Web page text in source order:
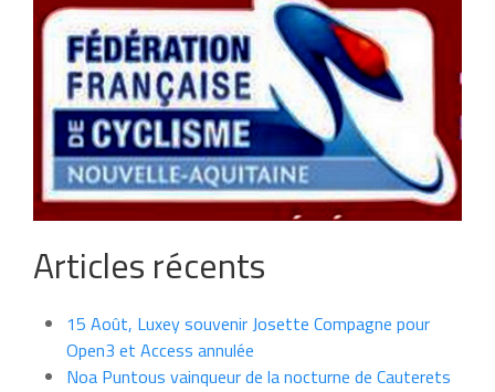
Articles récents
15 Août, Luxey souvenir Josette Compagne pour
Open3 et Access annulée
Noa Puntous vainqueur de la nocturne de Cauterets